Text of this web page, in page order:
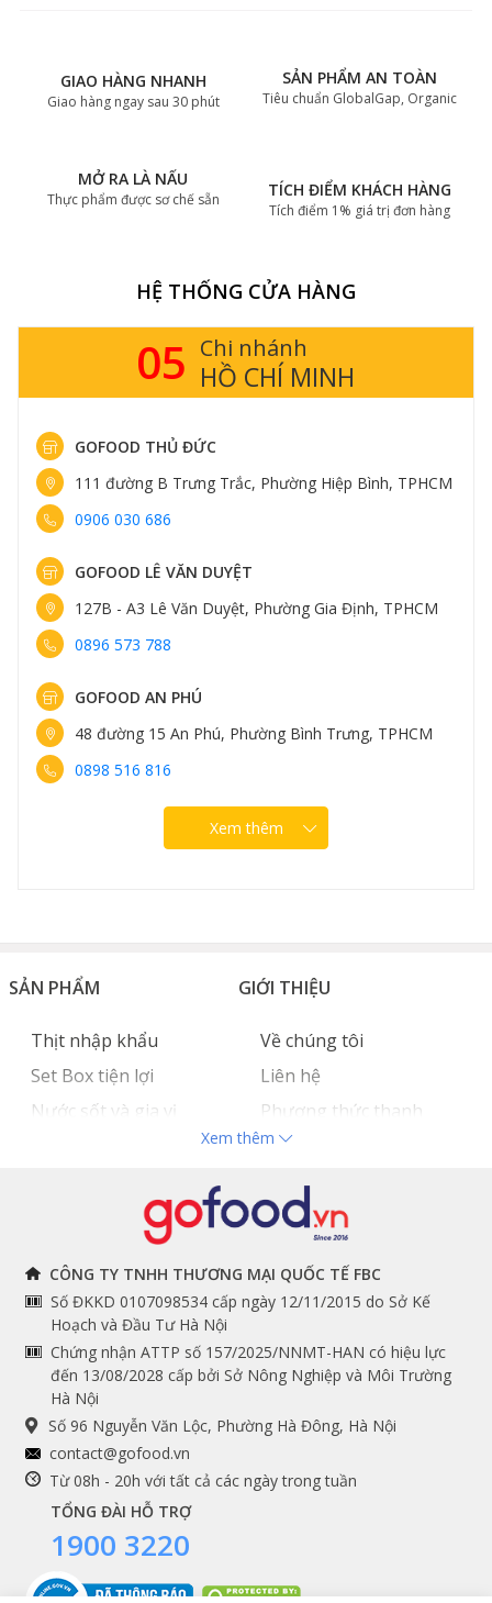
GIAO HÀNG NHANH
Giao hàng ngay sau 30 phút
SẢN PHẨM AN TOÀN
Tiêu chuẩn GlobalGap, Organic
MỞ RA LÀ NẤU
Thực phẩm được sơ chế sẵn TÍCH ĐIỂM KHÁCH HÀNG
Tích điểm 1% giá trị đơn hàng
HỆ THỐNG CỬA HÀNG
14 Chi nhánh
HÀ NỘI
GOFOOD THỤY KHUÊ
413 Thụy Khuê, Phường Tây Hồ, Hà Nội
0898 583 838
GOFOOD TRUNG KÍNH
161 Trung Kính, Phường Yên Hòa, Hà Nội
0898 582 828
GOFOOD NGUYỄN VĂN LỘC
96 Nguyễn Văn Lộc, Phường Hà Đông, Hà Nội
0889 307 308
Xem thêm
SẢN PHẨM
Thịt nhập khẩu
Set Box tiện lợi
Nước sốt và gia vị
GIỚI THIỆU
Về chúng tôi
Liên hệ
Phương thức thanh
toán
Tuyển dụng
THÔNG TIN
Chính sách và quy định
chung
Hướng dẫn đặt hàng
Cam kết chất lượng
THEO DÕI NGAY
Facebook
Instagram
Youtube
Tiktok
Shopee
DỊCH VỤ
Xem thêm
CÔNG TY TNHH THƯƠNG MẠI QUỐC TẾ FBC
Số ĐKKD 0107098534 cấp ngày 12/11/2015 do Sở Kế
Hoạch và Đầu Tư Hà Nội
Chứng nhận ATTP số 157/2025/NNMT-HAN có hiệu lực
đến 13/08/2028 cấp bởi Sở Nông Nghiệp và Môi Trường
Hà Nội
Số 96 Nguyễn Văn Lộc, Phường Hà Đông, Hà Nội
contact@gofood.vn
Từ 08h - 20h với tất cả các ngày trong tuần
TỔNG ĐÀI HỖ TRỢ
1900 3220